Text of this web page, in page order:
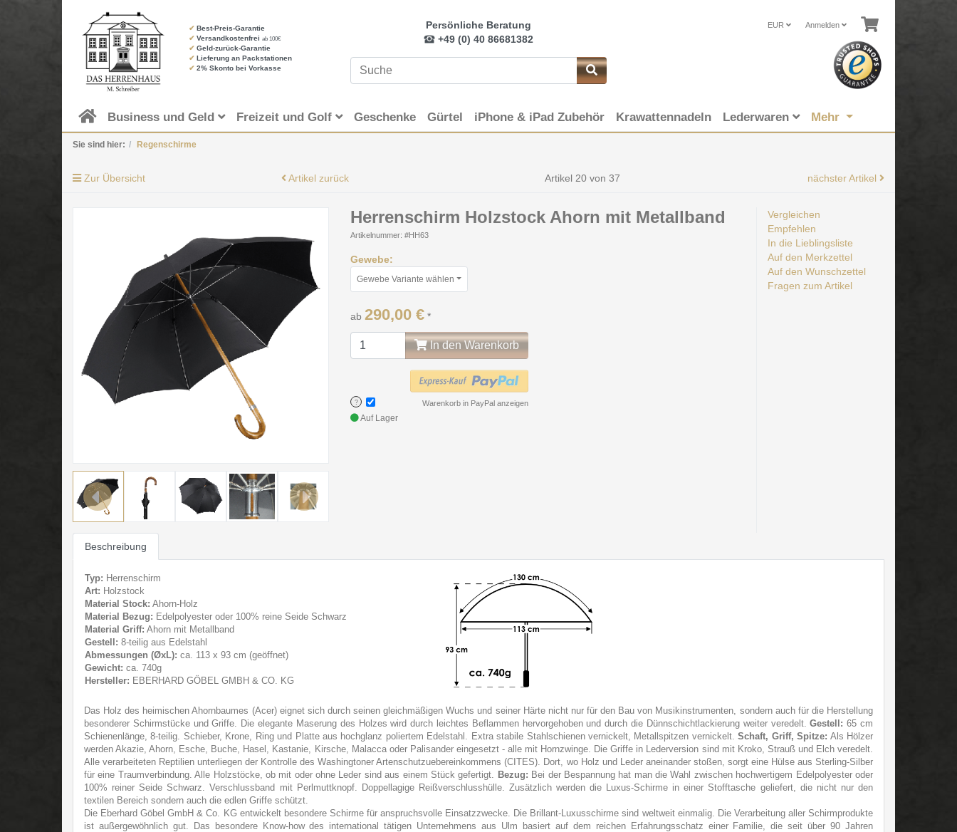
✔ Best-Preis-Garantie
✔ Versandkostenfrei ab 100€
✔ Geld-zurück-Garantie
✔ Lieferung an Packstationen
✔ 2% Skonto bei Vorkasse
EUR Anmelden
Persönliche Beratung
+49 (0) 40 86681382
Business und Geld Freizeit und Golf Geschenke Gürtel iPhone & iPad Zubehör Krawattennadeln Lederwaren Mehr
Sie sind hier: Regenschirme
Zur Übersicht Artikel zurück Artikel 20 von 37 nächster Artikel
Previous
Herrenschirm Holzstock Ahorn mit Metallband
Artikelnummer: #HH63
Gewebe:
Gewebe Variante wählen
ab 290,00 € *
In den Warenkorb
? Warenkorb in PayPal anzeigen
Auf Lager
Vergleichen
Empfehlen
In die Lieblingsliste
Auf den Merkzettel
Auf den Wunschzettel
Fragen zum Artikel
Beschreibung
Typ: Herrenschirm
Art: Holzstock
Material Stock: Ahorn-Holz
Material Bezug: Edelpolyester oder 100% reine Seide Schwarz
Material Griff: Ahorn mit Metallband
Gestell: 8-teilig aus Edelstahl
Abmessungen (ØxL): ca. 113 x 93 cm (geöffnet)
Gewicht: ca. 740g
Hersteller: EBERHARD GÖBEL GMBH & CO. KG
Das Holz des heimischen Ahornbaumes (Acer) eignet sich durch seinen gleichmäßigen Wuchs und seiner Härte nicht nur für den Bau von Musikinstrumenten, sondern auch für die Herstellung
besonderer Schirmstücke und Griffe. Die elegante Maserung des Holzes wird durch leichtes Beflammen hervorgehoben und durch die Dünnschichtlackierung weiter veredelt.Gestell: 65 cm
Schienenlänge, 8-teilig. Schieber, Krone, Ring und Platte aus hochglanz poliertem Edelstahl. Extra stabile Stahlschienen vernickelt, Metallspitzen vernickelt.Schaft, Griff, Spitze: Als Hölzer
werden Akazie, Ahorn, Esche, Buche, Hasel, Kastanie, Kirsche, Malacca oder Palisander eingesetzt - alle mit Hornzwinge. Die Griffe in Lederversion sind mit Kroko, Strauß und Elch veredelt.
Alle verarbeiteten Reptilien unterliegen der Kontrolle des Washingtoner Artenschutzuebereinkommens (CITES). Dort, wo Holz und Leder aneinander stoßen, sorgt eine Hülse aus Sterling-Silber
für eine Traumverbindung. Alle Holzstöcke, ob mit oder ohne Leder sind aus einem Stück gefertigt. Bezug: Bei der Bespannung hat man die Wahl zwischen hochwertigem Edelpolyester oder
100% reiner Seide Schwarz. Verschlussband mit Perlmuttknopf. Doppellagige Reißverschlusshülle. Zusätzlich werden die Luxus-Schirme in einer Stofftasche geliefert, die nicht nur den
textilen Bereich sondern auch die edlen Griffe schützt.
Die Eberhard Göbel GmbH & Co. KG entwickelt besondere Schirme für anspruchsvolle Einsatzzwecke. Die Brillant-Luxusschirme sind weltweit einmalig. Die Verarbeitung aller Schirmprodukte
ist außergewöhnlich gut. Das besondere Know-how des international tätigen Unternehmens aus Ulm basiert auf dem reichen Erfahrungsschatz einer Familie, die seit über 90 Jahren